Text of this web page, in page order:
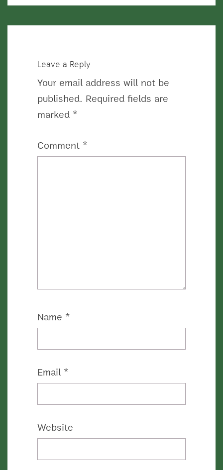
Leave a Reply
Your email address will not be
published. Required fields are
marked *
Comment *
Name *
Email *
Website